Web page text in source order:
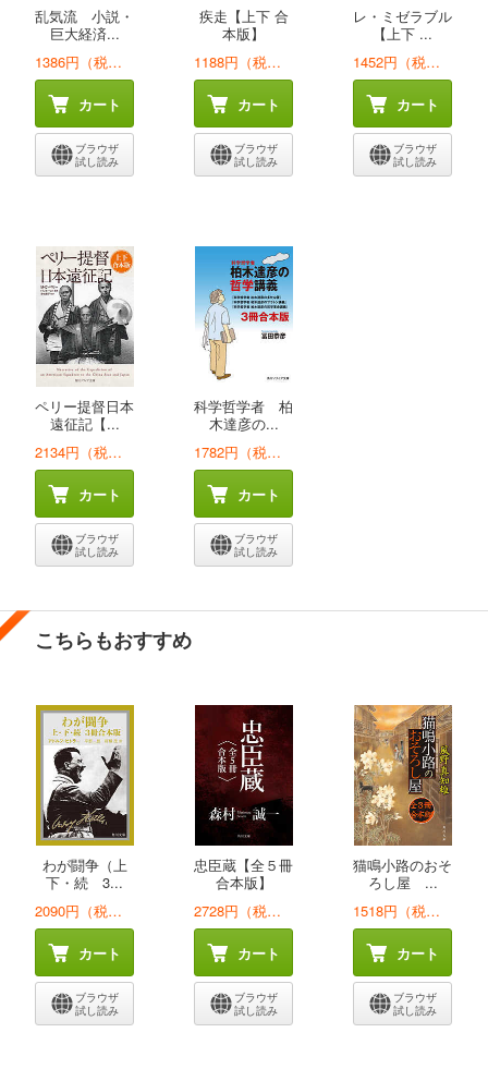
乱気流 小説・
巨大経済...
1386円（税込）
カート
ブラウザ
試し読み
疾走【上下 合
本版】
1188円（税込）
カート
ブラウザ
試し読み
レ・ミゼラブル
【上下 ...
1452円（税込）
カート
ブラウザ
試し読み
ペリー提督日本
遠征記【...
2134円（税込）
カート
ブラウザ
試し読み
科学哲学者 柏
木達彦の...
1782円（税込）
カート
ブラウザ
試し読み
こちらもおすすめ
わが闘争（上
下・続 3...
2090円（税込）
カート
ブラウザ
試し読み
忠臣蔵【全５冊
合本版】
2728円（税込）
カート
ブラウザ
試し読み
猫鳴小路のおそ
ろし屋 ...
1518円（税込）
カート
ブラウザ
試し読み